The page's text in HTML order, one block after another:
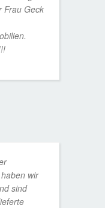
Frau Geck
wir
sind